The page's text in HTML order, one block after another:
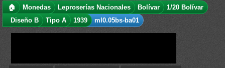
🏠 Monedas Leproserías Nacionales Bolívar
1/20 Bolívar
Diseño B
Tipo A 1939 ml0.05bs-ba01